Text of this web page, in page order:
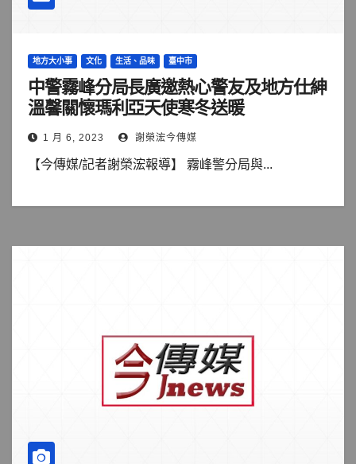
地方大小事 文化 生活、品味 臺中市
中警霧峰分局長廣邀熱心警友及地方仕紳
溫馨關懷瑪利亞天使寒冬送暖
1 月 6, 2023 謝榮浤今傳媒
【今傳媒/記者謝榮浤報導】 霧峰警分局與...